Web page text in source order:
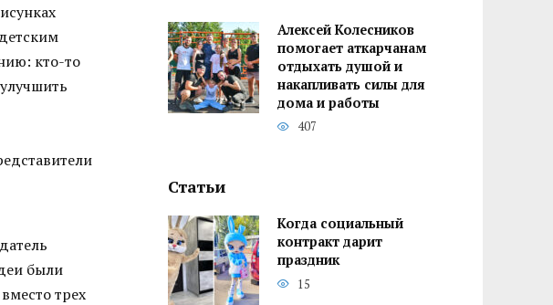
кто-то
были
трех
Алексей Колесников
помогает аткарчанам
отдыхать душой и
накапливать силы для
дома и работы
407
Статьи
Когда социальный
контракт дарит
праздник
15